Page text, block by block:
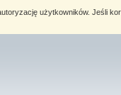
użytkowników. Jeśli